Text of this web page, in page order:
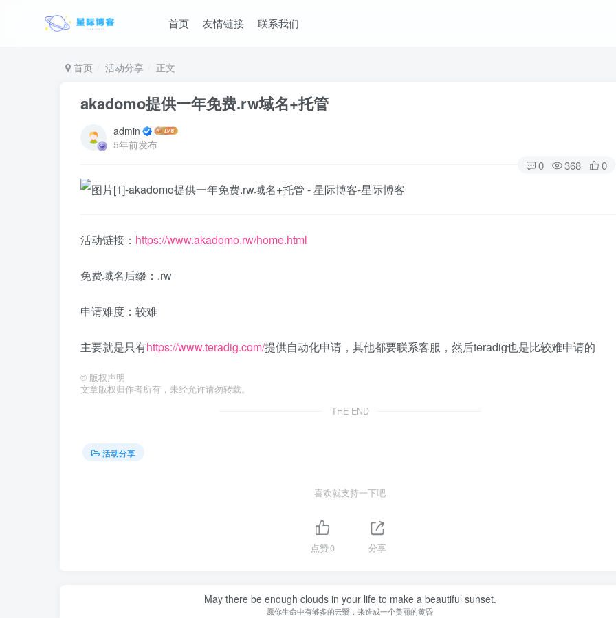
首页 友情链接 联系我们
首页 活动分享 正文
akadomo提供一年免费.rw域名+托管
admin
5年前发布
0 368 0
活动链接： https://www.akadomo.rw/home.html
免费域名后缀：.rw
申请难度：较难
主要就是只有https://www.teradig.com/提供自动化申请，其他都要联系客服，然后teradig也是比较难申请的
© 版权声明
文章版权归作者所有，未经允许请勿转载。
THE END
活动分享
喜欢就支持一下吧
点赞0 分享
May there be enough clouds in your life to make a beautiful sunset.
愿你生命中有够多的云翳，来造成一个美丽的黄昏